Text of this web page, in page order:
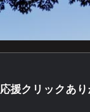
応援クリックあり